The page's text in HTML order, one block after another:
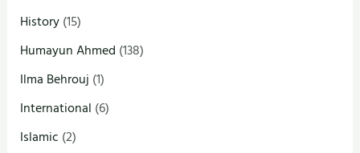
History(15)
Humayun Ahmed (138)
Ilma Behrouj (1)
International (6)
Islamic (2)